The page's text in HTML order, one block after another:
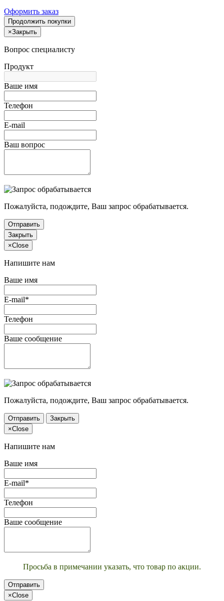
Оформить заказ
Продолжить покупки
×Закрыть
Вопрос специалисту
Продукт
Ваше имя
Телефон
E-mail
Ваш вопрос
Пожалуйста, подождите, Ваш запрос обрабатывается.
Отправить
Закрыть
×Close
Напишите нам
Ваше имя
E-mail*
Телефон
Ваше сообщение
Пожалуйста, подождите, Ваш запрос обрабатывается.
Отправить
Закрыть
×Close
Напишите нам
Ваше имя
E-mail*
Телефон
Ваше сообщение
Просьба в примечании указать, что товар по акции.
Отправить
×Close